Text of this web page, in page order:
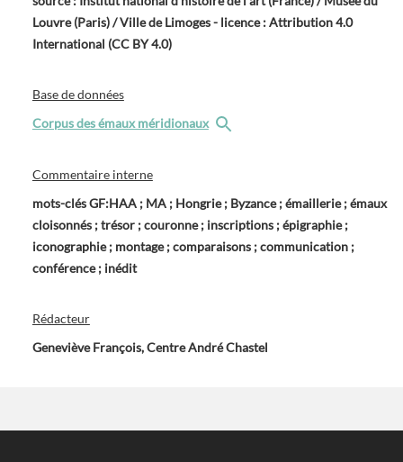
Louvre (Paris) / Ville de Limoges - licence : Attribution 4.0
International (CC BY 4.0)
Base de données
Corpus des émaux méridionaux
Commentaire interne
mots-clés GF:HAA ; MA ; Hongrie ; Byzance ; émaillerie ; émaux
cloisonnés ; trésor ; couronne ; inscriptions ; épigraphie ;
iconographie ; montage ; comparaisons ; communication ;
conférence ; inédit
Rédacteur
Geneviève François, Centre André Chastel